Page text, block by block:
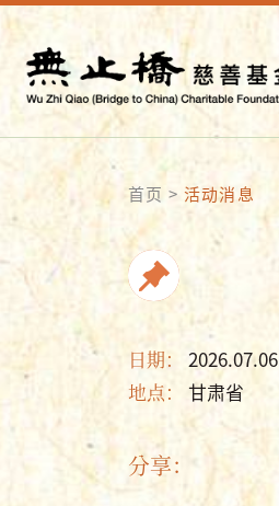
首页 > 活动消息
日期：
2026.07.06
地点：
甘肃省
分享：